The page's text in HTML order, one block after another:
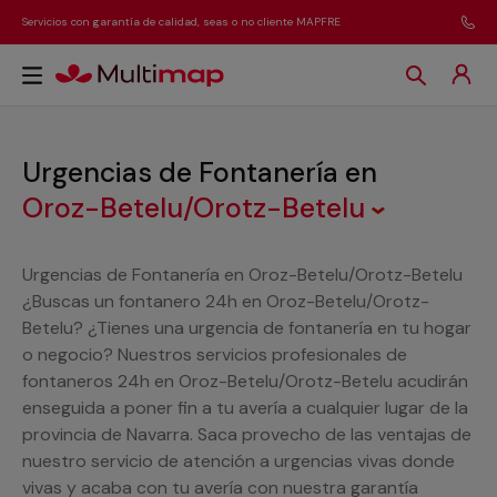
Servicios con garantía de calidad, seas o no cliente MAPFRE
Urgencias de Fontanería en
Oroz-Betelu/Orotz-Betelu
Urgencias de Fontanería en Oroz-Betelu/Orotz-Betelu
¿Buscas un fontanero 24h en Oroz-Betelu/Orotz-
Betelu? ¿Tienes una urgencia de fontanería en tu hogar
o negocio? Nuestros servicios profesionales de
fontaneros 24h en Oroz-Betelu/Orotz-Betelu acudirán
enseguida a poner fin a tu avería a cualquier lugar de la
provincia de Navarra. Saca provecho de las ventajas de
nuestro servicio de atención a urgencias vivas donde
vivas y acaba con tu avería con nuestra garantía